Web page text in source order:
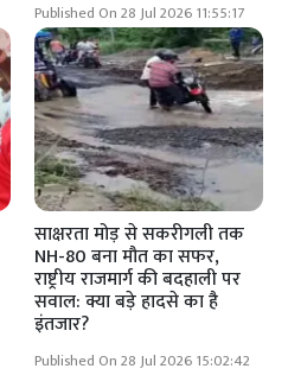
Published On 28 Jul 2026 11:55:17
साक्षरता मोड़ से सकरीगली तक
NH-80 बना मौत का सफर,
राष्ट्रीय राजमार्ग की बदहाली पर
सवाल: क्या बड़े हादसे का है
इंतजार?
Published On 28 Jul 2026 15:02:42